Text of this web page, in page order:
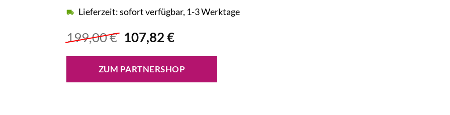
199,00€ Ursprünglicher
Preis
war:
199,00 €
107,82€Aktueller
ist:
107,82 €.
Lieferzeit: sofort verfügbar, 1-3 Werktage
ZUM PARTNERSHOP